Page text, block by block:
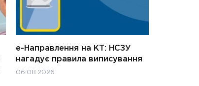
е-Направлення на КТ: НСЗУ
нагадує правила виписування
06.08.2026